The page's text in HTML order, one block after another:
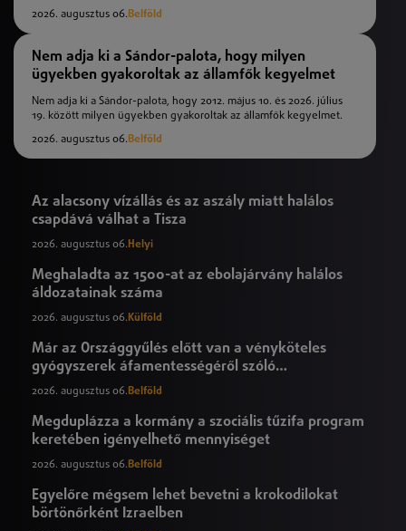
2026. augusztus 06.Belföld
Nem adja ki a Sándor-palota, hogy milyen
ügyekben gyakoroltak az államfők kegyelmet
Nem adja ki a Sándor-palota, hogy 2012. május 10. és 2026. július
19. között milyen ügyekben gyakoroltak az államfők kegyelmet.
2026. augusztus 06.Belföld
Az alacsony vízállás és az aszály miatt halálos
csapdává válhat a Tisza
2026. augusztus 06. Helyi
Meghaladta az 1500-at az ebolajárvány halálos
áldozatainak száma
2026. augusztus 06. Külföld
Már az Országgyűlés előtt van a vényköteles
gyógyszerek áfamentességéről szóló
törvényjavaslat
2026. augusztus 06.Belföld
Megduplázza a kormány a szociális tűzifa program
keretében igényelhető mennyiséget
2026. augusztus 06.Belföld
Egyelőre mégsem lehet bevetni a krokodilokat
börtönőrként Izraelben